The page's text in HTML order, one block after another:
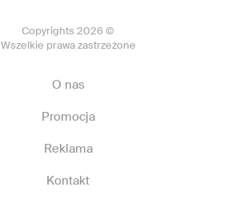
Copyrights 2026 ©
Wszelkie prawa zastrzeżone
O nas
Promocja
Reklama
Kontakt